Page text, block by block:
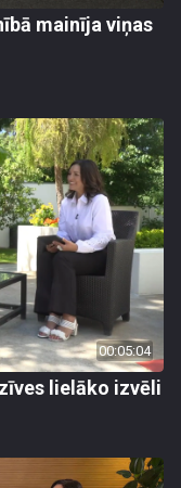
mainīja viņas
00:05:04
lielāko izvēli